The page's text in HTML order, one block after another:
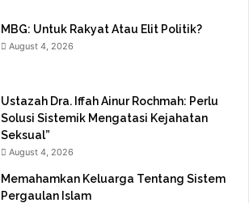
MBG: Untuk Rakyat Atau Elit Politik?
August 4, 2026
Ustazah Dra. Iffah Ainur Rochmah: Perlu
Solusi Sistemik Mengatasi Kejahatan
Seksual”
August 4, 2026
Memahamkan Keluarga Tentang Sistem
Pergaulan Islam